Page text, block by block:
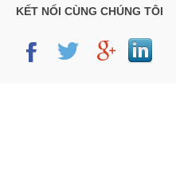
KẾT NỐI CÙNG CHÚNG TÔI